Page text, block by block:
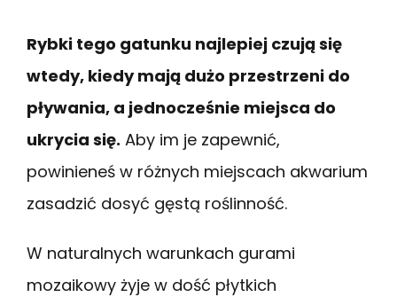
Rybki tego gatunku najlepiej czują się
wtedy, kiedy mają dużo przestrzeni do
pływania, a jednocześnie miejsca do
ukrycia się. Aby im je zapewnić,
powinieneś w różnych miejscach akwarium
zasadzić dosyć gęstą roślinność.
W naturalnych warunkach gurami
mozaikowy żyje w dość płytkich